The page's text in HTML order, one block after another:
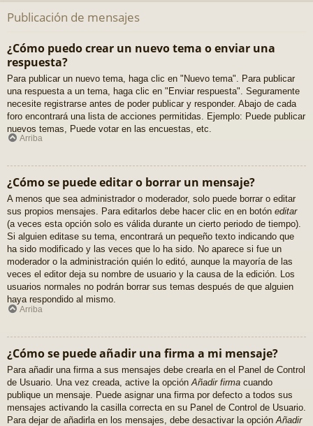
Publicación de mensajes
¿Cómo puedo crear un nuevo tema o enviar una
respuesta?
Para publicar un nuevo tema, haga clic en "Nuevo tema". Para publicar
una respuesta a un tema, haga clic en "Enviar respuesta". Seguramente
necesite registrarse antes de poder publicar y responder. Abajo de cada
foro encontrará una lista de acciones permitidas. Ejemplo: Puede publicar
nuevos temas, Puede votar en las encuestas, etc.
Arriba
¿Cómo se puede editar o borrar un mensaje?
A menos que sea administrador o moderador, solo puede borrar o editar
sus propios mensajes. Para editarlos debe hacer clic en en botón editar
(a veces esta opción solo es válida durante un cierto periodo de tiempo).
Si alguien editase su tema, encontrará un pequeño texto indicando que
ha sido modificado y las veces que lo ha sido. No aparece si fue un
moderador o la administración quién lo editó, aunque la mayoría de las
veces el editor deja su nombre de usuario y la causa de la edición. Los
usuarios normales no podrán borrar sus temas después de que alguien
haya respondido al mismo.
Arriba
¿Cómo se puede añadir una firma a mi mensaje?
Para añadir una firma a sus mensajes debe crearla en el Panel de Control
de Usuario. Una vez creada, active la opción Añadir firma cuando
publique un mensaje. Puede asignar una firma por defecto a todos sus
mensajes activando la casilla correcta en su Panel de Control de Usuario.
Para dejar de añadirla en los mensajes, debe desactivar la opción Añadir